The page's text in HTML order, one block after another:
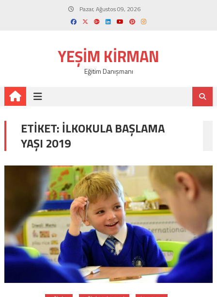
Pazar, Ağustos 09, 2026
YEŞIM KIRMAN
Eğitim Danışmanı
ETIKET:ILKOKULA BAŞLAMA
YAŞI 2019